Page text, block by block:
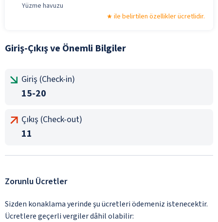
Yüzme havuzu
ile belirtilen özellikler ücretlidir.
Giriş-Çıkış ve Önemli Bilgiler
Giriş (Check-in)
15-20
Çıkış (Check-out)
11
Zorunlu Ücretler
Sizden konaklama yerinde şu ücretleri ödemeniz istenecektir.
Ücretlere geçerli vergiler dâhil olabilir: